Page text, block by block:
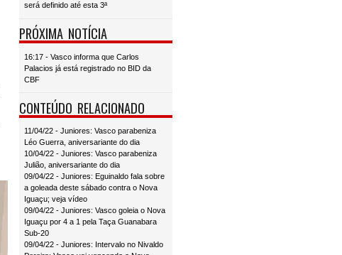
será definido até esta 3ª
PRÓXIMA NOTÍCIA
16:17 - Vasco informa que Carlos
Palacios já está registrado no BID da
CBF
CONTEÚDO RELACIONADO
11/04/22 - Juniores: Vasco parabeniza
Léo Guerra, aniversariante do dia
10/04/22 - Juniores: Vasco parabeniza
Julião, aniversariante do dia
09/04/22 - Juniores: Eguinaldo fala sobre
a goleada deste sábado contra o Nova
Iguaçu; veja vídeo
09/04/22 - Juniores: Vasco goleia o Nova
Iguaçu por 4 a 1 pela Taça Guanabara
Sub-20
09/04/22 - Juniores: Intervalo no Nivaldo